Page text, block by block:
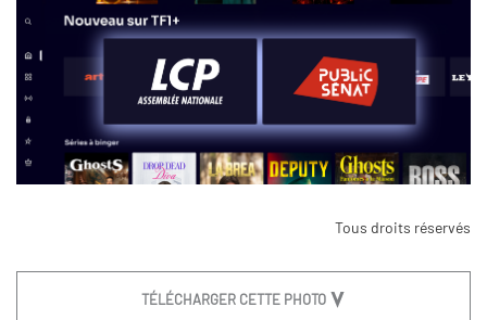
Tous droits réservés
TÉLÉCHARGER CETTE PHOTO